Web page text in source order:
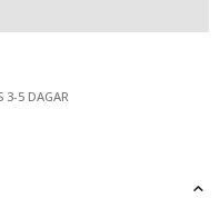
3-5 DAGAR